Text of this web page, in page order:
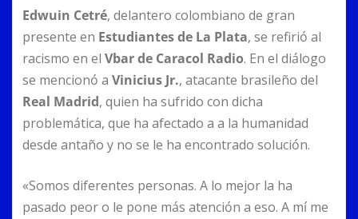
Edwuin Cetré, delantero colombiano de gran
presente en Estudiantes de La Plata, se refirió al
racismo en el Vbar de Caracol Radio. En el diálogo
se mencionó a Vinicius Jr., atacante brasileño del
Real Madrid, quien ha sufrido con dicha
problemática, que ha afectado a a la humanidad
desde antaño y no se le ha encontrado solución.
«Somos diferentes personas. A lo mejor la ha
pasado peor o le pone más atención a eso. A mí me